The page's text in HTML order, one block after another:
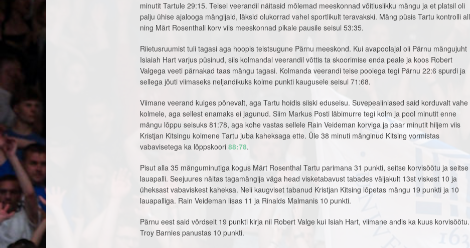
minutit Tartule 29:15. Teisel veerandil näitasid mõlemad meeskonnad võitluslikku mängu ja et platsil oli
palju ühise ajalooga mängijaid, läksid olukorrad vahel sportlikult teravakski. Mäng püsis Tartu kontrolli all
ning Märt Rosenthali korv viis meeskonnad pikale pausile seisul 53:35.
Riietusruumist tuli tagasi aga hoopis teistsugune Pärnu meeskond. Kui avapoolajal oli Pärnu mängujuht
Isiaiah Hart varjus püsinud, siis kolmandal veerandil võttis ta skoorimise enda peale ja koos Robert
Valgega veeti pärnakad taas mängu tagasi. Kolmanda veerandi teise poolega tegi Pärnu 22:6 spurdi ja
sellega jõuti viimaseks neljandikuks kolme punkti kaugusele seisul 71:68.
Viimane veerand kulges põnevalt, aga Tartu hoidis siiski eduseisu. Suvepealinlased said korduvalt vahe
kolmele, aga sellest enamaks ei jagunud. Siim Markus Posti läbimurre tegi kolm ja pool minutit enne
mängu lõppu seisuks 81:78, aga kohe vastas sellele Rain Veideman korviga ja paar minutit hiljem viis
Kristjan Kitsingu kolmene Tartu juba kaheksaga ette. Üle 38 minuti mänginud Kitsing vormistas
vabavisetega ka lõppskoori 88:78.
Pisut alla 35 mänguminutiga kogus Märt Rosenthal Tartu parimana 31 punkti, seitse korvisöötu ja seitse
lauapalli. Seejuures näitas tagamängija väga head visketabavust tabades väljakult 13st viskest 10 ja
üheksast vabaviskest kaheksa. Neli kaugviset tabanud Kristjan Kitsing lõpetas mängu 19 punkti ja 10
lauapalliga. Rain Veideman lisas 11 ja Rinalds Malmanis 10 punkti.
Pärnu eest said võrdselt 19 punkti kirja nii Robert Valge kui Isiah Hart, viimane andis ka kuus korvisöötu.
Troy Barnies panustas 10 punkti.